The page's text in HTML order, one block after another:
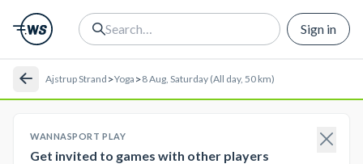
Sign in
Ajstrup Strand >Yoga >8 Aug, Saturday (All day, 50 km)
WANNASPORT PLAY
Get invited to games with other players